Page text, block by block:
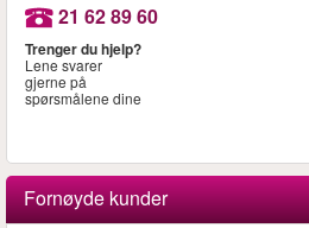
21 62 89 60
Trenger du hjelp?
Lene svarer
gjerne på
spørsmålene dine
Fornøyde kunder